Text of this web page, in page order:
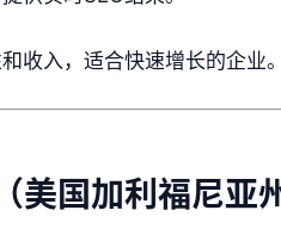
收入，适合快速增长的企业。
美国加利福尼亚州